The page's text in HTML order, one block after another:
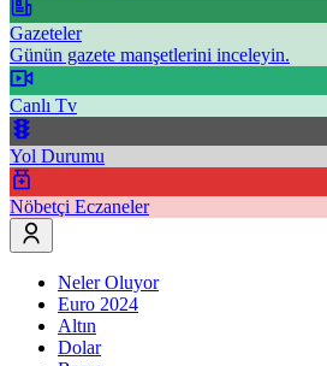
Gazeteler
Günün gazete manşetlerini inceleyin.
Canlı Tv
Yol Durumu
Nöbetçi Eczaneler
Neler Oluyor
Euro 2024
Altın
Dolar